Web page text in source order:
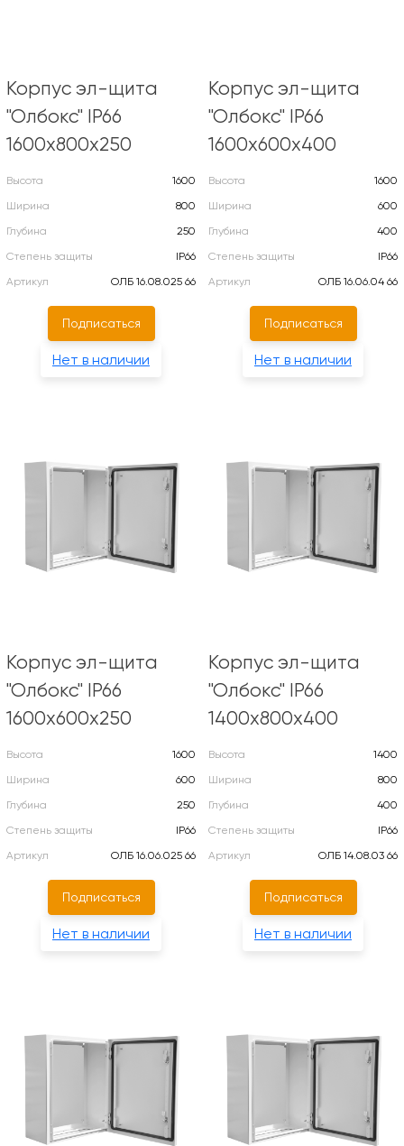
Корпус эл-щита
"Олбокс" IP66
1600х800х250
Высота
1600
Ширина
800
Глубина
250
Степень защиты
IP66
Артикул
ОЛБ 16.08.025 66
Подписаться
Нет в наличии
Корпус эл-щита
"Олбокс" IP66
1600х600х400
Высота
1600
Ширина
600
Глубина
400
Степень защиты
IP66
Артикул
ОЛБ 16.06.04 66
Подписаться
Нет в наличии
Корпус эл-щита
"Олбокс" IP66
1600х600х250
Высота
1600
Ширина
600
Глубина
250
Степень защиты
IP66
Артикул
ОЛБ 16.06.025 66
Подписаться
Нет в наличии
Корпус эл-щита
"Олбокс" IP66
1400х800х400
Высота
1400
Ширина
800
Глубина
400
Степень защиты
IP66
Артикул
ОЛБ 14.08.03 66
Подписаться
Нет в наличии